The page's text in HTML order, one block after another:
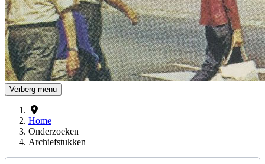
Verberg menu
Home
Onderzoeken
Archiefstukken